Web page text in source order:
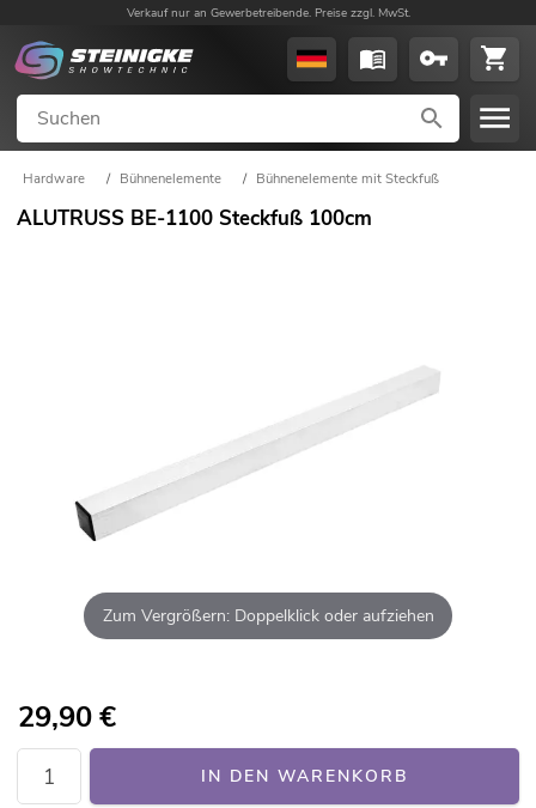
Verkauf nur an Gewerbetreibende. Preise zzgl. MwSt.
Hardware / Bühnenelemente / Bühnenelemente mit Steckfuß
ALUTRUSS BE-1100 Steckfuß 100cm
Zum Vergrößern: Doppelklick oder aufziehen
29,90€
IN DEN WARENKORB